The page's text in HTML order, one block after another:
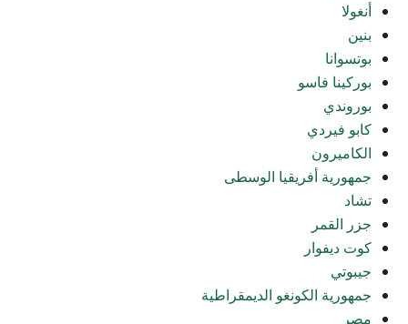
أنغولا
بنين
بوتسوانا
بوركينا فاسو
بوروندي
كابو فيردي
الكاميرون
جمهورية أفريقيا الوسطى
تشاد
جزر القمر
كوت ديفوار
جيبوتي
جمهورية الكونغو الديمقراطية
مصر